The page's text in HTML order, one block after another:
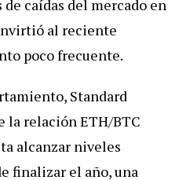
caídas del mercado en
al reciente
poco frecuente.
Standard
la relación ETH/BTC
alcanzar niveles
finalizar el año, una